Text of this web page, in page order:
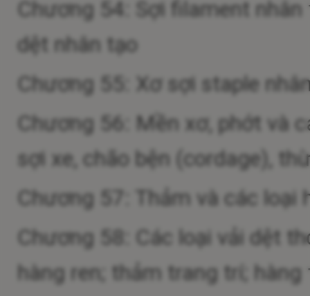
Chương 54: Sợi filament
dệt nhân tạo
Chương 55: Xơ sợi staple
Chương 56: Mền xơ, phớt và
sợi xe, chão bện (cordage),
Chương 57: Thảm và các loại
Chương 58: Các loại vải dệt
hàng ren; thảm trang trí;